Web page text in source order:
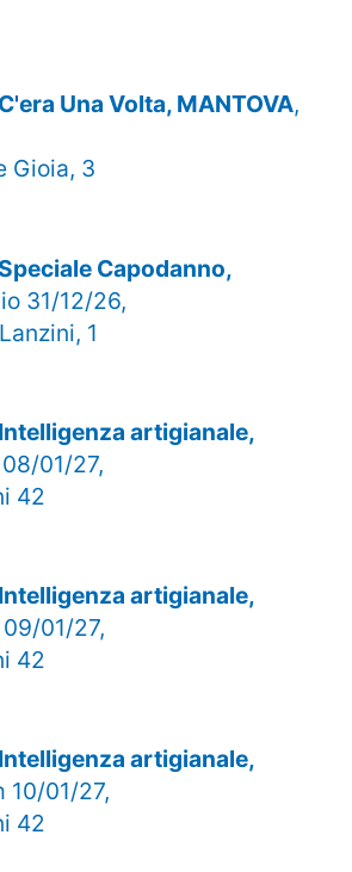
Una Volta, MANTOVA,
Gioia, 3
Capodanno,
31/12/26,
1
artigianale,
08/01/27,
42
artigianale,
09/01/27,
42
artigianale,
10/01/27,
42